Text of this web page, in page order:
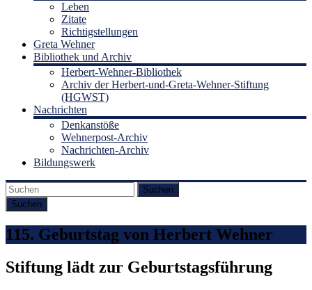
Leben
Zitate
Richtigstellungen
Greta Wehner
Bibliothek und Archiv
Herbert-Wehner-Bibliothek
Archiv der Herbert-und-Greta-Wehner-Stiftung
(HGWST)
Nachrichten
Denkanstöße
Wehnerpost-Archiv
Nachrichten-Archiv
Bildungswerk
Suchen
115. Geburtstag von Herbert Wehner
Stiftung lädt zur Geburtstagsführung